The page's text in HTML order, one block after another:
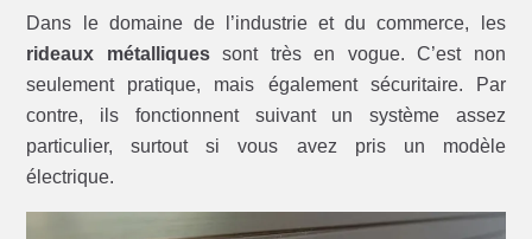
Dans le domaine de l’industrie et du commerce, les
rideaux métalliquessont très en vogue. C’est non
seulement pratique, mais également sécuritaire. Par
contre, ils fonctionnent suivant un système assez
particulier, surtout si vous avez pris un modèle
électrique.